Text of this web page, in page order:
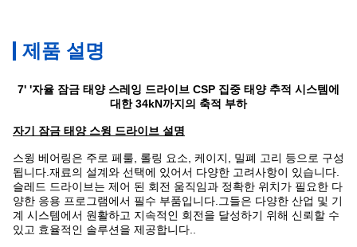
제품 설명
7' '자율 잠금 태양 스레잉 드라이브 CSP 집중 태양 추적 시스템에
대한 34kN까지의 축적 부하
자기 잠금 태양 스윙 드라이브 설명
스윙 베어링은 주로 페룰, 롤링 요소, 케이지, 밀폐 고리 등으로 구성
됩니다.재료의 설계와 선택에 있어서 다양한 고려사항이 있습니다.
슬레드 드라이브는 제어 된 회전 움직임과 정확한 위치가 필요한 다
양한 응용 프로그램에서 필수 부품입니다.그들은 다양한 산업 및 기
계 시스템에서 원활하고 지속적인 회전을 달성하기 위해 신뢰할 수
있고 효율적인 솔루션을 제공합니다..